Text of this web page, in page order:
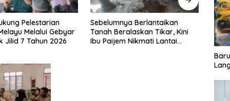
Berlantaikan
Tikar, Kini
Nikmati Lantai
Jumat Berkah Polsek Lima
Puluh, Kapolsek Salomo Sagala
Salurkan Sembako kepada 50